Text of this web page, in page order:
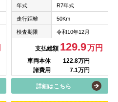
年式 R7年式
走行距離 50Km
検査期限 令和10年12月
支払総額 129.9万円
車両本体
122.8万円
諸費用
7.1万円
詳細はこちら